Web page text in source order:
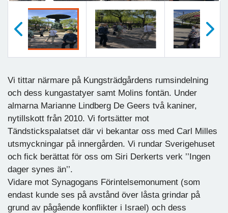
Vi tittar närmare på Kungsträdgårdens rumsindelning
och dess kungastatyer samt Molins fontän. Under
almarna Marianne Lindberg De Geers två kaniner,
nytillskott från 2010. Vi fortsätter mot
Tändstickspalatset där vi bekantar oss med Carl Milles
utsmyckningar på innergården. Vi rundar Sverigehuset
och fick berättat för oss om Siri Derkerts verk ’’Ingen
dager synes än’’.
Vidare mot Synagogans Förintelsemonument (som
endast kunde ses på avstånd över låsta grindar på
grund av pågående konflikter i Israel) och dess